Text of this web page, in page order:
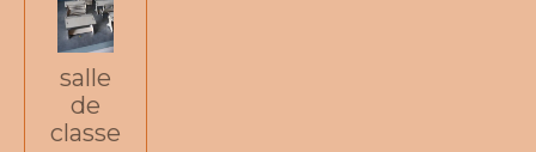
salle
de
classe